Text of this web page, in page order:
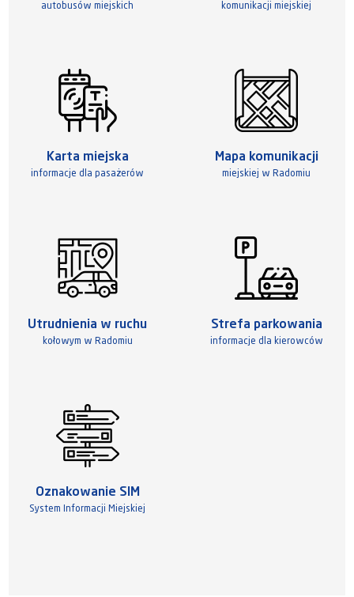
autobusów miejskich komunikacji miejskiej
Karta miejska
informacje dla pasażerów
Mapa komunikacji
miejskiej w Radomiu
Utrudnienia w ruchu
kołowym w Radomiu
Strefa parkowania
informacje dla kierowców
Oznakowanie SIM
System Informacji Miejskiej